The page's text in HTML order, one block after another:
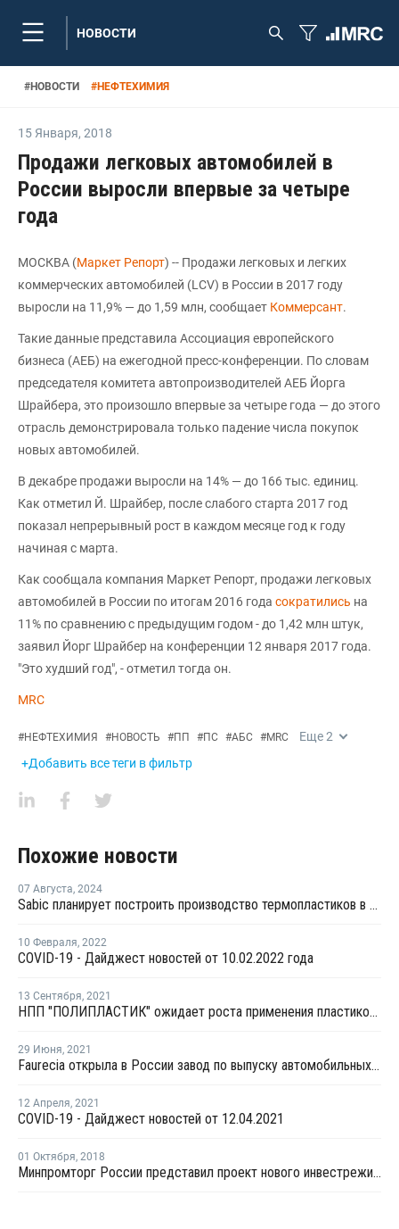
НОВОСТИ
#НОВОСТИ #НЕФТЕХИМИЯ
15 Января, 2018
Продажи легковых автомобилей в
России выросли впервые за четыре
года
МОСКВА (Маркет Репорт) -- Продажи легковых и легких
коммерческих автомобилей (LCV) в России в 2017 году
выросли на 11,9% — до 1,59 млн, сообщает Коммерсант.
Такие данные представила Ассоциация европейского
бизнеса (АЕБ) на ежегодной пресс-конференции. По словам
председателя комитета автопроизводителей АЕБ Йорга
Шрайбера, это произошло впервые за четыре года — до этого
отрасль демонстрировала только падение числа покупок
новых автомобилей.
В декабре продажи выросли на 14% — до 166 тыс. единиц.
Как отметил Й. Шрайбер, после слабого старта 2017 год
показал непрерывный рост в каждом месяце год к году
начиная с марта.
Как сообщала компания Маркет Репорт, продажи легковых
автомобилей в России по итогам 2016 года сократились на
11% по сравнению с предыдущим годом - до 1,42 млн штук,
заявил Йорг Шрайбер на конференции 12 января 2017 года.
"Это худший год", - отметил тогда он.
MRC
#НЕФТЕХИМИЯ #НОВОСТЬ #ПП #ПС #АБС #MRC Еще2
+Добавить все теги в фильтр
Похожие новости
07 Августа, 2024
Sabic планирует построить производство термопластиков в Китае
10 Февраля, 2022
COVID-19 - Дайджест новостей от 10.02.2022 года
13 Сентября, 2021
НПП "ПОЛИПЛАСТИК" ожидает роста применения пластиков в производстве автомобилей в ближайшие 3-5 лет
29 Июня, 2021
Faurecia открыла в России завод по выпуску автомобильных сидений
12 Апреля, 2021
COVID-19 - Дайджест новостей от 12.04.2021
01 Октября, 2018
Минпромторг России представил проект нового инвестрежима для автопрома